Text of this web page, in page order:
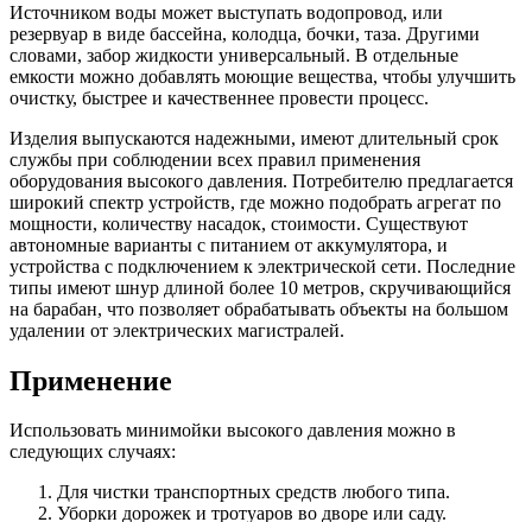
Источником воды может выступать водопровод, или
резервуар в виде бассейна, колодца, бочки, таза. Другими
словами, забор жидкости универсальный. В отдельные
емкости можно добавлять моющие вещества, чтобы улучшить
очистку, быстрее и качественнее провести процесс.
Изделия выпускаются надежными, имеют длительный срок
службы при соблюдении всех правил применения
оборудования высокого давления. Потребителю предлагается
широкий спектр устройств, где можно подобрать агрегат по
мощности, количеству насадок, стоимости. Существуют
автономные варианты с питанием от аккумулятора, и
устройства с подключением к электрической сети. Последние
типы имеют шнур длиной более 10 метров, скручивающийся
на барабан, что позволяет обрабатывать объекты на большом
удалении от электрических магистралей.
Применение
Использовать минимойки высокого давления можно в
следующих случаях:
Для чистки транспортных средств любого типа.
Уборки дорожек и тротуаров во дворе или саду.